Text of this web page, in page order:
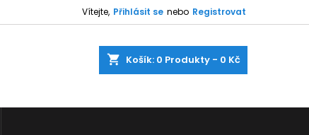
Vítejte, Přihlásit se nebo Registrovat
shopping_cart Košík: 0 Produkty - 0 Kč